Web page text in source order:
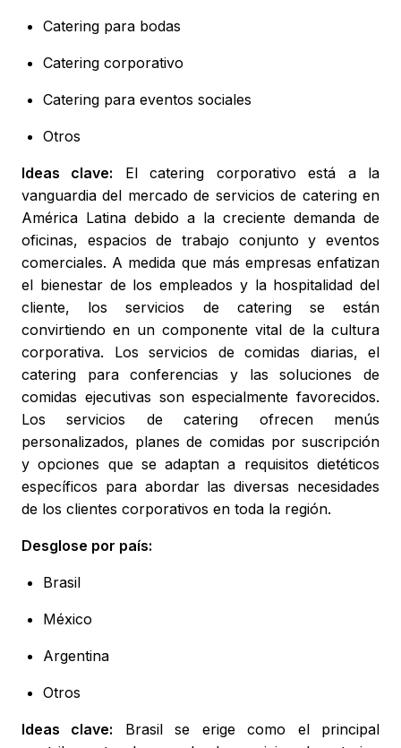
Catering para bodas
Catering corporativo
Catering para eventos sociales
Otros
Ideas clave: El catering corporativo está a la
vanguardia del mercado de servicios de catering en
América Latina debido a la creciente demanda de
oficinas, espacios de trabajo conjunto y eventos
comerciales. A medida que más empresas enfatizan
el bienestar de los empleados y la hospitalidad del
cliente, los servicios de catering se están
convirtiendo en un componente vital de la cultura
corporativa. Los servicios de comidas diarias, el
catering para conferencias y las soluciones de
comidas ejecutivas son especialmente favorecidos.
Los servicios de catering ofrecen menús
personalizados, planes de comidas por suscripción
y opciones que se adaptan a requisitos dietéticos
específicos para abordar las diversas necesidades
de los clientes corporativos en toda la región.
Desglose por país:
Brasil
México
Argentina
Otros
Ideas clave: Brasil se erige como el principal